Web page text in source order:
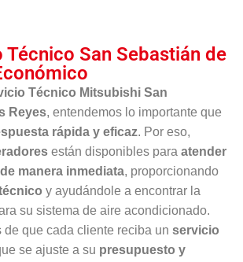
Técnico San Sebastián de
Técnico Mitsubishi San
Reyes, entendemos lo importante que
rápida y eficaz. Por eso,
están disponibles para atender
manera inmediata, proporcionando
y ayudándole a encontrar la
su sistema de aire acondicionado.
de que cada cliente reciba un servicio
se ajuste a su presupuesto y